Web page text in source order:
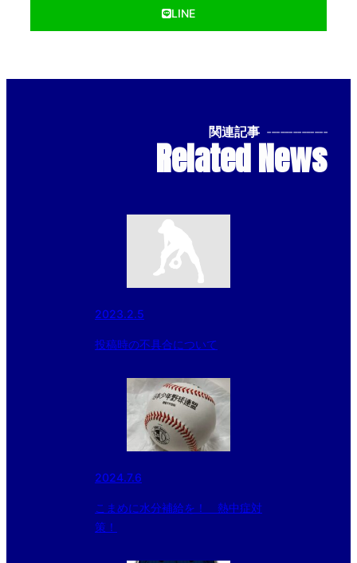
LINE
関連記事 --------------
Related News
2023.2.5
投稿時の不具合について
2024.7.6
こまめに水分補給を！ 熱中症対
策！